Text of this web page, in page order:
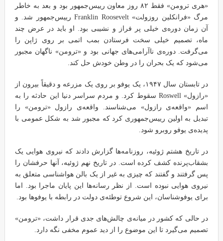
«هری ترومن» فقط ۸۲ روز معاون رییس‌جمهور بود و بعد به خاطر
مرگ «فرانکلین روزولت» Franklin Roosevelt رییس‌جمهور شد. و
آن زمان دوره‌ی خیلی پر فراز و نشیبی بود. او باید در عرض چند
ماه، تصمیم خیلی سخت فرستادن بمب اتمی بر روی ژاپن را
می‌گرفت. دوره‌ی ناآرامی‌های جهانی بود و «ترومن» ناگهان مجبور
می‌شود که یک بحران را در وطن خودش حل کند.
در تابستان سال ۱۹۴۷، یک یوفو بر روی یک مزرعه و دقیقاً بیرون از
«رازول» Roswell سقوط کرد. و مردم سراسر دنیا این حادثه را به
اسم «واقعه‌ی رازول» می‌شناسند. واقعه‌ی رازول «ترومن» را
تبدیل به اولین رییس‌جمهوری کرد که مجبور شد به شکل عمومی با
پدیده‌ی یوفو روبرو شود.
در تاریخ هشتم ژوئیه، روزنامه‌ها گزارش دادند که نیروی هوایی یک
بشقاب‌پرنده کشف کرده است. در تاریخ نهم ژوئیه، آنها حرفشان را
پس گرفتند و گفتند که چیزی به غیر از یک بالن هواشناسی متعلق به
نیروی هوایی نبوده است. از نظر رسانه‌ها این پایان ماجرا بود. اما
برای یوفوشناسان، این شروع توطئه‌ی دولت در رابطه با یوفوها بود.
در حالی که کشور در میانه‌ی چالش‌های جدی قرار داشت، «ترومن»
تصمیم می‌گیرد تا این موضوع را از دید عموم مخفی نگه دارد.